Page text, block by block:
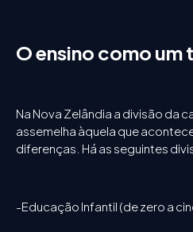
O ensino como um
Na Nova Zelândia a divisão da
assemelha àquela que
diferenças. Há as seguintes
-Educação Infantil (de zero a